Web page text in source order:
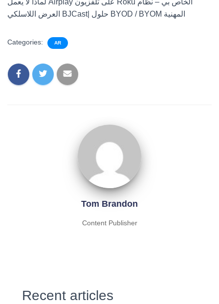
لماذا لا يعمل Airplay على تلفزيون Roku الخاص بي – نظام
العرض اللاسلكي BJCast| حلول BYOD / BYOM المهنية
Categories: AR
Tom Brandon
Content Publisher
Recent articles